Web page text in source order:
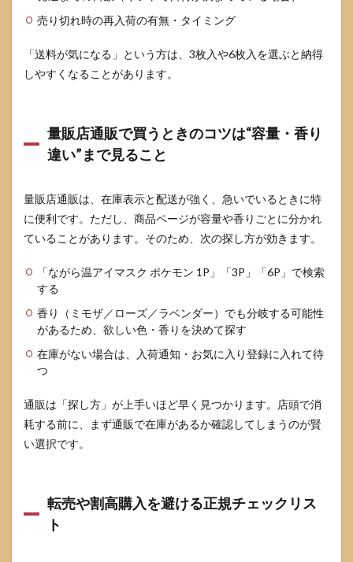
売り切れ時の再入荷の有無・タイミング
「送料が気になる」という方は、3枚入や6枚入を選ぶと納得
しやすくなることがあります。
量販店通販で買うときのコツは“容量・香り
違い”まで見ること
量販店通販は、在庫表示と配送が強く、急いでいるときに特
に便利です。ただし、商品ページが容量や香りごとに分かれ
ていることがあります。そのため、次の探し方が効きます。
「ながら温アイマスク ポケモン 1P」「3P」「6P」で検索
する
香り（ミモザ／ローズ／ラベンダー）でも分岐する可能性
があるため、欲しい色・香りを決めて探す
在庫がない場合は、入荷通知・お気に入り登録に入れて待
つ
通販は「探し方」が上手いほど早く見つかります。店頭で消
耗する前に、まず通販で在庫があるか確認してしまうのが賢
い選択です。
転売や割高購入を避ける正規チェックリス
ト